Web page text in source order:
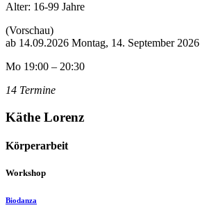
Alter: 16-99 Jahre
(Vorschau)
ab 14.09.2026 Montag, 14. September 2026
Mo 19:00 – 20:30
14 Termine
Käthe Lorenz
Körperarbeit
Workshop
Biodanza